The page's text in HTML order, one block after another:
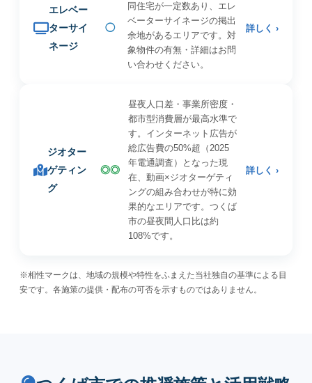
エレベー
ターサイ
ネージ
◯
同住宅が一定数あり、エレ
ベーターサイネージの掲出
余地があるエリアです。対
象物件の有無・詳細はお問
い合わせください。
詳しく ›
ジオター
ゲティン
グ
◎◎
昼夜人口差・事業所密度・
都市型消費層が最高水準で
す。インターネット広告が
総広告費の50%超（2025
年電通調査）となった現
在、動画×ジオターゲティ
ングの組み合わせが特に効
果的なエリアです。つくば
市の昼夜間人口比は約
108%です。
詳しく ›
※相性マークは、地域の規模や特性をふまえた当社独自の基準による目
安です。各施策の提供・配布の可否を示すものではありません。